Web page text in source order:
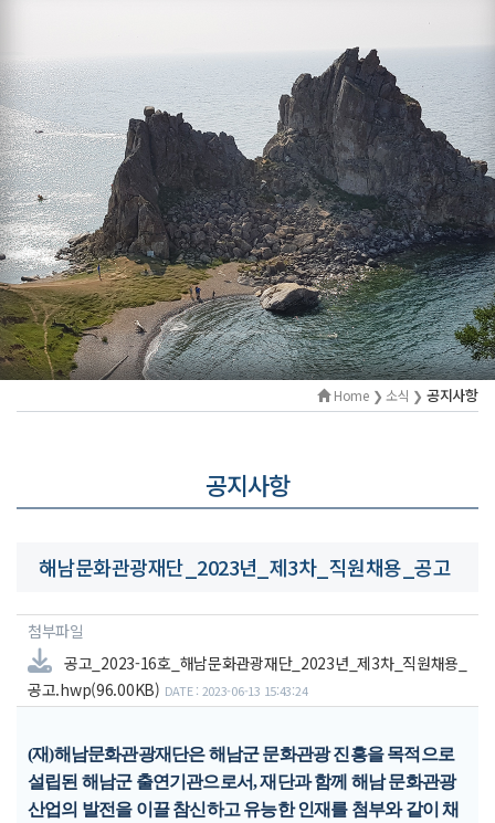
Home ❯ 소식 ❯ 공지사항
공지사항
해남문화관광재단_2023년_제3차_직원채용_공고
첨부파일
공고_2023-16호_해남문화관광재단_2023년_제3차_직원채용_
공고.hwp(96.00KB) DATE : 2023-06-13 15:43:24
(재)해남문화관광재단은 해남군 문화관광 진흥을 목적으로
설립된 해남군 출연기관으로서,재단과 함께 해남 문화관광
산업의 발전을 이끌 참신하고 유능한 인재를 첨부와 같이 채